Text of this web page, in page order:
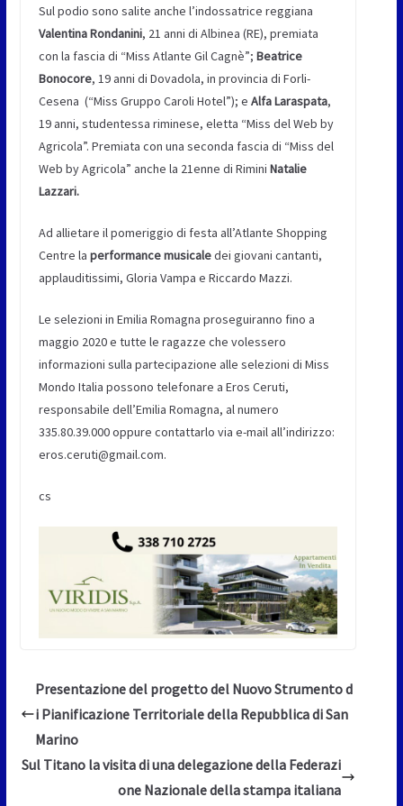
Sul podio sono salite anche l’indossatrice reggiana
Valentina Rondanini, 21 anni di Albinea (RE), premiata
con la fascia di “Miss Atlante Gil Cagnè”; Beatrice
Bonocore, 19 anni di Dovadola, in provincia di Forli-
Cesena (“Miss Gruppo Caroli Hotel”); e Alfa Laraspata,
19 anni, studentessa riminese, eletta “Miss del Web by
Agricola”. Premiata con una seconda fascia di “Miss del
Web by Agricola” anche la 21enne di Rimini Natalie
Lazzari.
Ad allietare il pomeriggio di festa all’Atlante Shopping
Centre la performance musicaledei giovani cantanti,
applauditissimi, Gloria Vampa e Riccardo Mazzi.
Le selezioni in Emilia Romagna proseguiranno fino a
maggio 2020 e tutte le ragazze che volessero
informazioni sulla partecipazione alle selezioni di Miss
Mondo Italia possono telefonare a Eros Ceruti,
responsabile dell’Emilia Romagna, al numero
335.80.39.000 oppure contattarlo via e-mail all’indirizzo:
eros.ceruti@gmail.com.
cs
Presentazione del progetto del Nuovo Strumento d
i Pianificazione Territoriale della Repubblica di San
Marino
Sul Titano la visita di una delegazione della Federazi
one Nazionale della stampa italiana